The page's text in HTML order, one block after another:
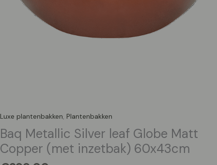
Luxe plantenbakken, Plantenbakken
Baq Metallic Silver leaf Globe Matt
Copper (met inzetbak) 60x43cm